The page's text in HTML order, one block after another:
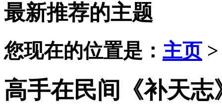
最新推荐的主题
您现在的位置是： 主页
高手在民间《补天